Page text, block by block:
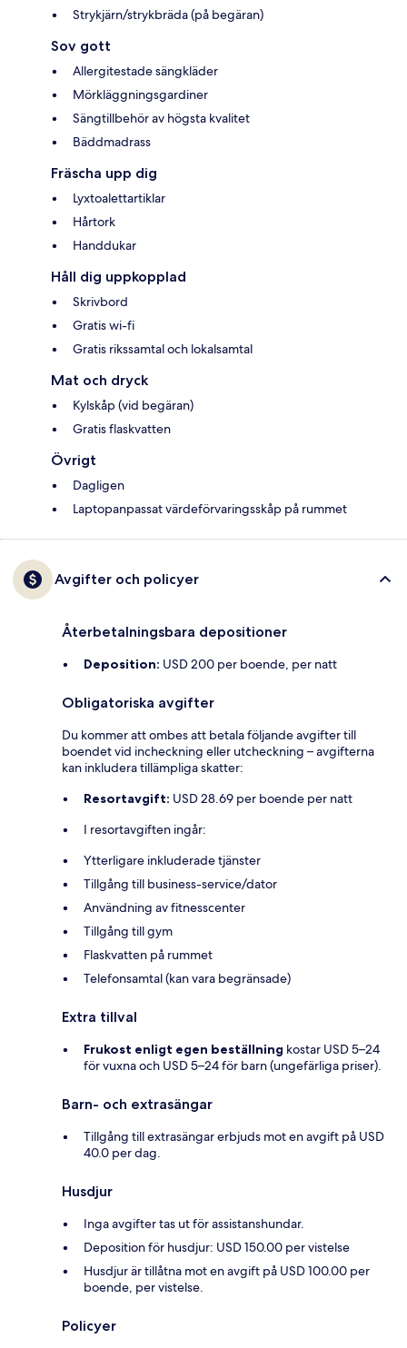
Strykjärn/strykbräda (på begäran)
Sov gott
Allergitestade sängkläder
Mörkläggningsgardiner
Sängtillbehör av högsta kvalitet
Bäddmadrass
Fräscha upp dig
Lyxtoalettartiklar
Hårtork
Handdukar
Håll dig uppkopplad
Skrivbord
Gratis wi-fi
Gratis rikssamtal och lokalsamtal
Mat och dryck
Kylskåp (vid begäran)
Gratis flaskvatten
Övrigt
Dagligen
Laptopanpassat värdeförvaringsskåp på rummet
Avgifter och policyer
Återbetalningsbara depositioner
Deposition: USD 200 per boende, per natt
Obligatoriska avgifter
Du kommer att ombes att betala följande avgifter till
boendet vid incheckning eller utcheckning – avgifterna
kan inkludera tillämpliga skatter:
Resortavgift: USD 28.69 per boende per natt
I resortavgiften ingår:
Ytterligare inkluderade tjänster
Tillgång till business-service/dator
Användning av fitnesscenter
Tillgång till gym
Flaskvatten på rummet
Telefonsamtal (kan vara begränsade)
Extra tillval
Frukost enligt egen beställning kostar USD 5–24
för vuxna och USD 5–24 för barn (ungefärliga priser).
Barn- och extrasängar
Tillgång till extrasängar erbjuds mot en avgift på USD
40.0 per dag.
Husdjur
Inga avgifter tas ut för assistanshundar.
Deposition för husdjur: USD 150.00 per vistelse
Husdjur är tillåtna mot en avgift på USD 100.00 per
boende, per vistelse.
Policyer